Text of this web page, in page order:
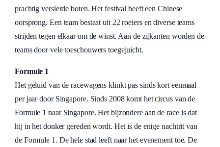
prachtig versierde boten. Het festival heeft een Chinese
oorsprong. Een team bestaat uit 22 roeiers en diverse teams
strijden tegen elkaar om de winst. Aan de zijkanten worden de
teams door vele toeschouwers toegejuicht.
Formule 1
Het geluid van de racewagens klinkt pas sinds kort eenmaal
per jaar door Singapore. Sinds 2008 komt het circus van de
Formule 1 naar Singapore. Het bijzondere aan de race is dat
hij in het donker gereden wordt. Het is de enige nachtrit van
de Formule 1. De hele stad leeft naar het evenement toe. De